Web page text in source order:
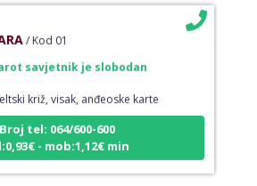
križ, visak, anđeoske karte
tel: 064/600-600
- mob:1,12€ min